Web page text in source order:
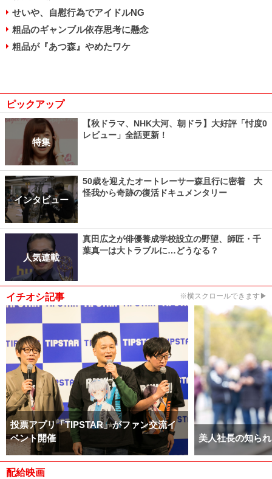
せいや、自慰行為でアイドルNG
粗品のギャンブル依存思考に懸念
粗品が『あつ森』やめたワケ
ピックアップ
特集
【秋ドラマ、NHK大河、朝ドラ】大好評「忖度0
レビュー」全話更新！
インタビュー
50歳を迎えたオートレーサー森且行に密着 大
怪我から奇跡の復活ドキュメンタリー
人気連載
真田広之が俳優養成学校設立の野望、師匠・千
葉真一は大トラブルに…どうなる？
イチオシ記事 ※横スクロールできます▶
投票アプリ「TIPSTAR」がファン交流イ
ベント開催
美人社長の知ら
配給映画